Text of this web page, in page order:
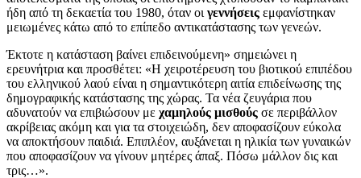
ήδη από τη δεκαετία του 1980, όταν οι γεννήσεις εμφανίστηκαν
μειωμένες κάτω από το επίπεδο αντικατάστασης των γενεών.
Έκτοτε η κατάσταση βαίνει επιδεινούμενη» σημειώνει η
ερευνήτρια και προσθέτει: «Η χειροτέρευση του βιοτικού επιπέδου
του ελληνικού λαού είναι η σημαντικότερη αιτία επιδείνωσης της
δημογραφικής κατάστασης της χώρας. Τα νέα ζευγάρια που
αδυνατούν να επιβιώσουν με χαμηλούς μισθούς σε περιβάλλον
ακρίβειας ακόμη και για τα στοιχειώδη, δεν αποφασίζουν εύκολα
να αποκτήσουν παιδιά. Επιπλέον, αυξάνεται η ηλικία των γυναικών
που αποφασίζουν να γίνουν μητέρες άπαξ. Πόσω μάλλον δις και
τρις…».